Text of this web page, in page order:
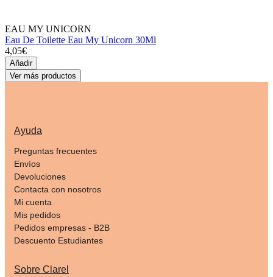
EAU MY UNICORN
Eau De Toilette Eau My Unicorn 30Ml
4,05€
Añadir
Ver más productos
Ayuda
Preguntas frecuentes
Envíos
Devoluciones
Contacta con nosotros
Mi cuenta
Mis pedidos
Pedidos empresas - B2B
Descuento Estudiantes
Sobre Clarel